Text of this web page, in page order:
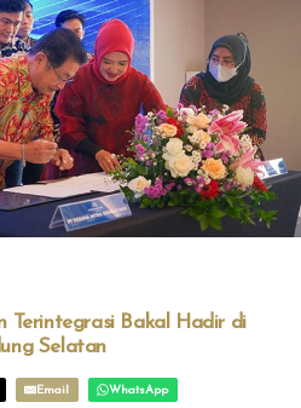
Terintegrasi Bakal Hadir di
Selatan
Email WhatsApp